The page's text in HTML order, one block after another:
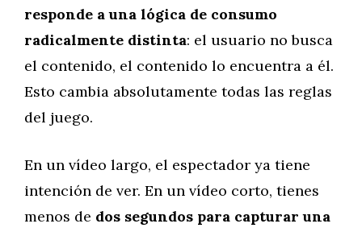
responde a una lógica de consumo
radicalmente distinta: el usuario no busca
el contenido, el contenido lo encuentra a él.
Esto cambia absolutamente todas las reglas
del juego.
En un vídeo largo, el espectador ya tiene
intención de ver. En un vídeo corto, tienes
menos de dos segundos para capturar una